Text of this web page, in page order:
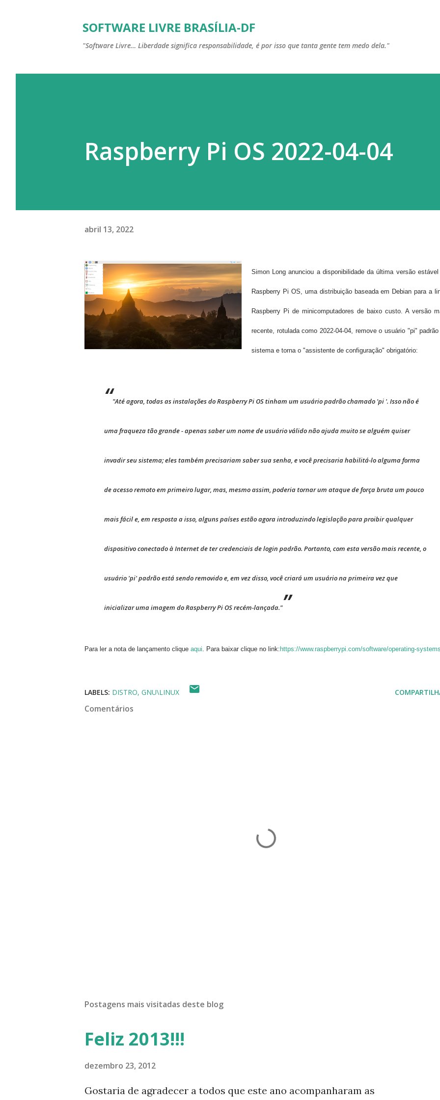
SOFTWARE LIVRE BRASÍLIA-DF
"Software Livre… Liberdade significa responsabilidade, é por isso que tanta gente tem medo dela."
Raspberry Pi OS 2022-04-04
abril 13, 2022
Simon Long anunciou a disponibilidade da última versão estável
Raspberry Pi OS, uma distribuição baseada em Debian para a
Raspberry Pi de minicomputadores de baixo custo. A versão
recente, rotulada como 2022-04-04, remove o usuário "pi"
sistema e torna o "assistente de configuração" obrigatório:
"Até agora, todas as instalações do Raspberry Pi OS tinham um usuário padrão chamado 'pi '. Isso não é
uma fraqueza tão grande - apenas saber um nome de usuário válido não ajuda muito se alguém quiser
invadir seu sistema; eles também precisariam saber sua senha, e você precisaria habilitá-lo alguma forma
de acesso remoto em primeiro lugar, mas, mesmo assim, poderia tornar um ataque de força bruta um pouco
mais fácil e, em resposta a isso, alguns países estão agora introduzindo legislação para proibir qualquer
dispositivo conectado à Internet de ter credenciais de login padrão. Portanto, com esta versão mais recente, o
usuário 'pi' padrão está sendo removido e, em vez disso, você criará um usuário na primeira vez que
inicializar uma imagem do Raspberry Pi OS recém-lançada."
Para ler a nota de lançamento clique aqui. Para baixar clique no link: https://www.raspberrypi.com/software/operating-
LABELS: DISTRO GNU\LINUX
Comentários
Postagens mais visitadas deste blog
Feliz 2013!!!
dezembro 23, 2012
Gostaria de agradecer a todos que este ano acompanharam as